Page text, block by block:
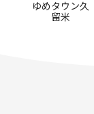
ゆめタウン久
留米